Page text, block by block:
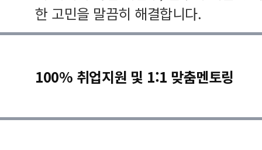
한 고민을 말끔히 해결합니다.
100% 취업지원 및 1:1 맞춤멘토링